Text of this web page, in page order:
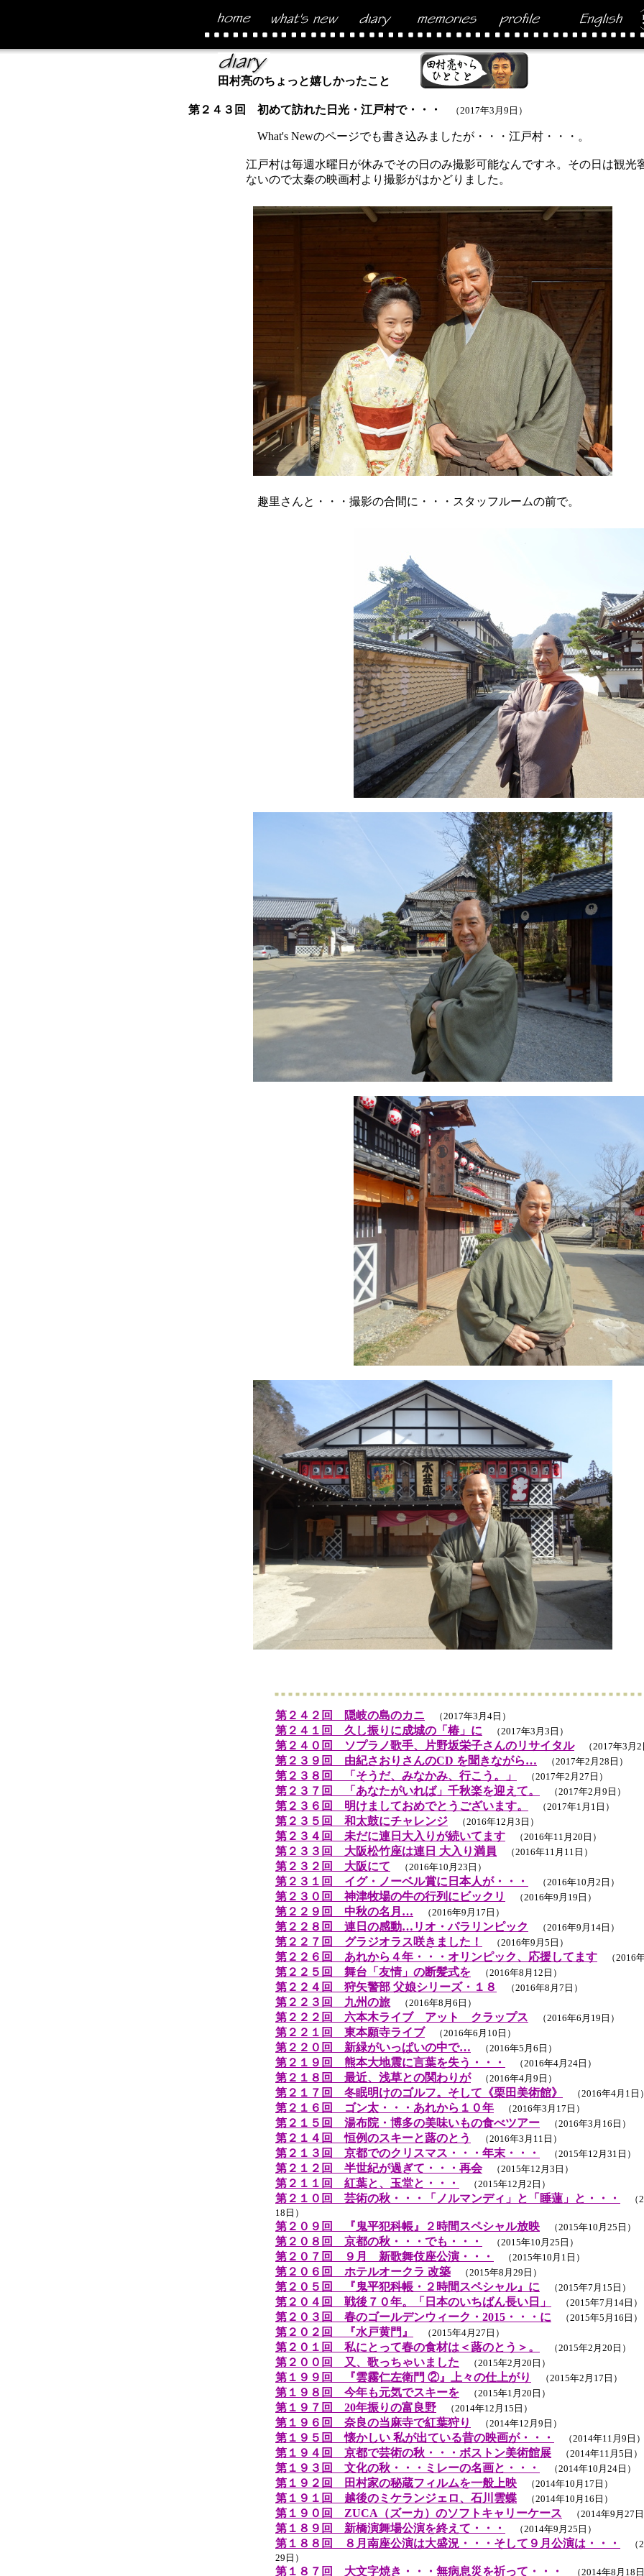
田村亮のちょっと嬉しかったこと
第２４３回 初めて訪れた日光・江戸村で・・・ （2017年3月9日）
What's Newのページでも書き込みましたが・・・江戸村・・・。
江戸村は毎週水曜日が休みでその日のみ撮影可能なんですネ。その日は観光
ないので太秦の映画村より撮影がはかどりました。
趣里さんと・・・撮影の合間に・・・スタッフルームの前で。
第２４２回 隠岐の島のカニ （2017年3月4日）
第２４１回 久し振りに成城の「椿」に （2017年3月3日）
第２４０回 ソプラノ歌手、片野坂栄子さんのリサイタル（2017年3月2
第２３９回 由紀さおりさんのCD を聞きながら… （2017年2月28日）
第２３８回 「そうだ、みなかみ、行こう。」 （2017年2月27日）
第２３７回 「あなたがいれば」千秋楽を迎えて。 （2017年2月9日）
第２３６回 明けましておめでとうございます。 （2017年1月1日）
第２３５回 和太鼓にチャレンジ （2016年12月3日）
第２３４回 未だに連日大入りが続いてます （2016年11月20日）
第２３３回 大阪松竹座は連日 大入り満員 （2016年11月11日）
第２３２回 大阪にて （2016年10月23日）
第２３１回 イグ・ノーベル賞に日本人が・・・ （2016年10月2日）
第２３０回 神津牧場の牛の行列にビックリ （2016年9月19日）
第２２９回 中秋の名月… （2016年9月17日）
第２２８回 連日の感動…リオ・パラリンピック （2016年9月14日）
第２２７回 グラジオラス咲きました！ （2016年9月5日）
第２２６回 あれから４年・・・オリンピック、応援してます （2016
第２２５回 舞台「友情」の断髪式を （2016年8月12日）
第２２４回 狩矢警部 父娘シリーズ・１８ （2016年8月7日）
第２２３回 九州の旅 （2016年8月6日）
第２２２回 六本木ライブ アット クラップス （2016年6月19日）
第２２１回 東本願寺ライブ （2016年6月10日）
第２２０回 新緑がいっぱいの中で… （2016年5月6日）
第２１９回 熊本大地震に言葉を失う・・・ （2016年4月24日）
第２１８回 最近、浅草との関わりが（2016年4月9日）
第２１７回 冬眠明けのゴルフ。そして《栗田美術館》 （2016年4月1日
第２１６回 ゴン太・・・あれから１０年 （2016年3月17日）
第２１５回 湯布院・博多の美味いもの食べツアー （2016年3月16日）
第２１４回 恒例のスキーと蕗のとう （2016年3月11日）
第２１３回 京都でのクリスマス・・・年末・・・ （2015年12月31日）
第２１２回 半世紀が過ぎて・・・再会（2015年12月3日）
第２１１回 紅葉と、玉堂と・・・ （2015年12月2日）
第２１０回 芸術の秋・・・「ノルマンディ」と「睡蓮」と・・・
（
18日）
第２０９回 『鬼平犯科帳』２時間スペシャル放映 （2015年10月25日）
第２０８回 京都の秋・・・でも・・・ （2015年10月25日）
第２０７回 ９月 新歌舞伎座公演・・・ （2015年10月1日）
第２０６回 ホテルオークラ 改築 （2015年8月29日）
第２０５回 『鬼平犯科帳・２時間スペシャル』に （2015年7月15日）
第２０４回 戦後７０年。「日本のいちばん長い日」 （2015年7月14日）
第２０３回 春のゴールデンウィーク・2015・・・に （2015年5月16日）
第２０２回 『水戸黄門』 （2015年4月27日）
第２０１回 私にとって春の食材は＜蕗のとう＞。 （2015年2月20日）
第２００回 又、歌っちゃいました （2015年2月20日）
第１９９回 『雲霧仁左衛門 ②』上々の仕上がり （2015年2月17日）
第１９８回 今年も元気でスキーを （2015年1月20日）
第１９７回 20年振りの富良野 （2014年12月15日）
第１９６回 奈良の当麻寺で紅葉狩り （2014年12月9日）
第１９５回 懐かしい 私が出ている昔の映画が・・・ （2014年11月9日
第１９４回 京都で芸術の秋・・・ボストン美術館展 （2014年11月5日）
第１９３回 文化の秋・・・ミレーの名画と・・・ （2014年10月24日）
第１９２回 田村家の秘蔵フィルムを一般上映 （2014年10月17日）
第１９１回 越後のミケランジェロ、石川雲蝶 （2014年10月16日）
第１９０回 ZUCA（ズーカ）のソフトキャリーケース （2014年9月27
第１８９回 新橋演舞場公演を終えて・・・ （2014年9月25日）
第１８８回 ８月南座公演は大盛況・・・そして９月公演は・・・
（
29日）
第１８７回 大文字焼き・・・無病息災を祈って・・・ （2014年8月18